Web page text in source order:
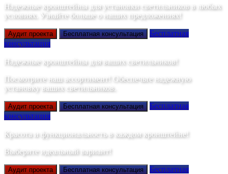
Надежные кронштейны для установки светильников в любых
условиях. Узнайте больше о наших предложениях!
Аудит проекта Бесплатная консультация
Бесплатная
консультация
Надежные кронштейны для ваших светильников!
Посмотрите наш ассортимент! Обеспечьте надежную
установку ваших светильников.
Аудит проекта Бесплатная консультация
Бесплатная
консультация
Красота и функциональность в каждом кронштейне!
Выберите идеальный вариант!
Аудит проекта Бесплатная консультация
Бесплатная